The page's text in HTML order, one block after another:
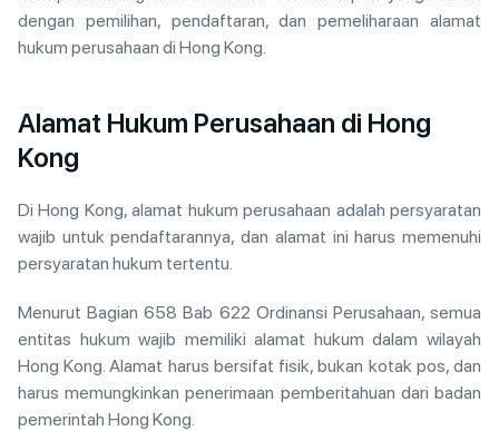
dengan pemilihan, pendaftaran, dan pemeliharaan alamat
hukum perusahaan di Hong Kong.
Alamat Hukum Perusahaan di Hong
Kong
Di Hong Kong, alamat hukum perusahaan adalah persyaratan
wajib untuk pendaftarannya, dan alamat ini harus memenuhi
persyaratan hukum tertentu.
Menurut Bagian 658 Bab 622 Ordinansi Perusahaan, semua
entitas hukum wajib memiliki alamat hukum dalam wilayah
Hong Kong. Alamat harus bersifat fisik, bukan kotak pos, dan
harus memungkinkan penerimaan pemberitahuan dari badan
pemerintah Hong Kong.